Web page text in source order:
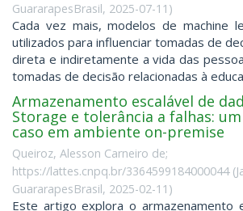
GuararapesBrasil, 2025-07-11 )
Cada vez mais, modelos de machine
utilizados para influenciar tomadas de
direta e indiretamente a vida das
tomadas de decisão relacionadas à
Armazenamento escalável de
Storage e tolerância a falhas:
caso em ambiente on-premise
Queiroz, Alesson Carneiro de;
https://lattes.cnpq.br/3364599184000044 (
GuararapesBrasil, 2025-02-11 )
Este artigo explora o armazenamento